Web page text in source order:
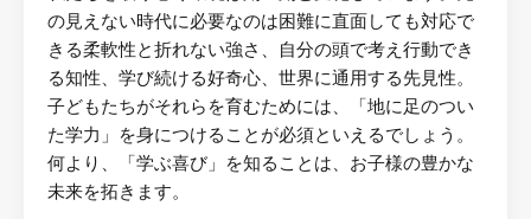
の見えない時代に必要なのは困難に直面しても対応で
きる柔軟性と折れない強さ、自分の頭で考え行動でき
る知性、学び続ける好奇心、世界に通用する先見性。
子どもたちがそれらを育むためには、「地に足のつい
た学力」を身につけることが必須といえるでしょう。
何より、「学ぶ喜び」を知ることは、お子様の豊かな
未来を拓きます。